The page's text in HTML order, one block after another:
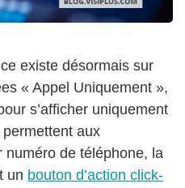
existe désormais sur
« Appel Uniquement »,
s’afficher uniquement
aux
numéro de téléphone, la
un bouton d’action click-